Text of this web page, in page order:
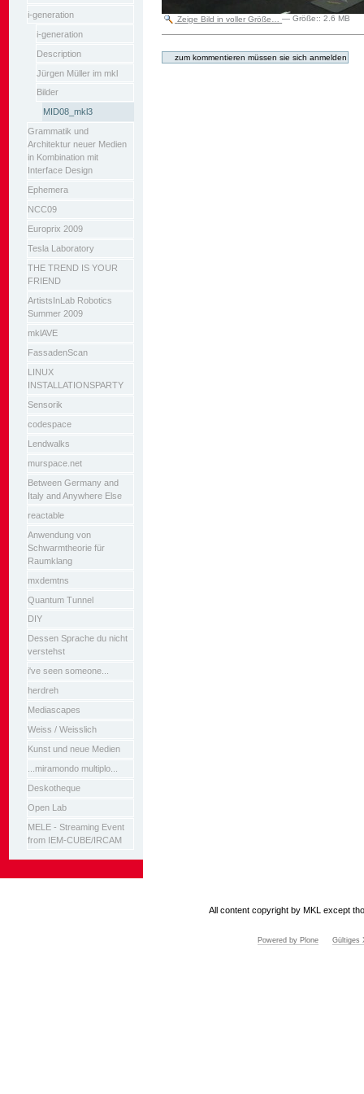
i-generation
i-generation
Description
Jürgen Müller im mkl
Bilder
MID08_mkl3
Grammatik und
Architektur neuer Medien
in Kombination mit
Interface Design
Ephemera
NCC09
Europrix 2009
Tesla Laboratory
THE TREND IS YOUR
FRIEND
ArtistsInLab Robotics
Summer 2009
mklAVE
FassadenScan
LINUX
INSTALLATIONSPARTY
Sensorik
codespace
Lendwalks
murspace.net
Between Germany and
Italy and Anywhere Else
reactable
Anwendung von
Schwarmtheorie für
Raumklang
mxdemtns
Quantum Tunnel
DIY
Dessen Sprache du nicht
verstehst
i've seen someone...
herdreh
Mediascapes
Weiss / Weisslich
Kunst und neue Medien
...miramondo multiplo...
Deskotheque
Open Lab
MELE - Streaming Event
from IEM-CUBE/IRCAM
Zeige Bild in voller Größe… —Größe::2.6 MB
All content copyright by MKL except
Powered by Plone Gültiges